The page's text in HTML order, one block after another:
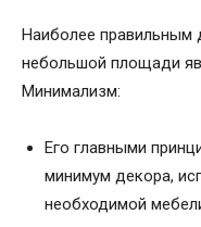
Наиболее правильным
небольшой площади
Минимализм:
Его главными
минимум декора,
необходимой